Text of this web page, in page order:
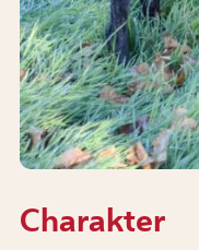
Charakter